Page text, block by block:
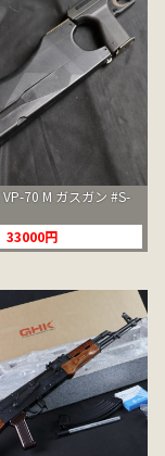
70 M ガスガン #S-
33000円